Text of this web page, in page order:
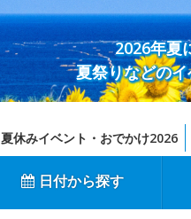
2026年夏
夏祭りなどの
夏休みイベント・おでかけ2026
日付から探す